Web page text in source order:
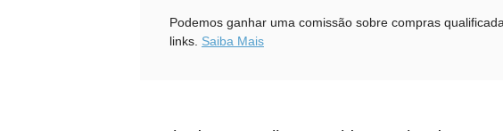
Podemos ganhar uma comissão sobre compras
links. Saiba Mais